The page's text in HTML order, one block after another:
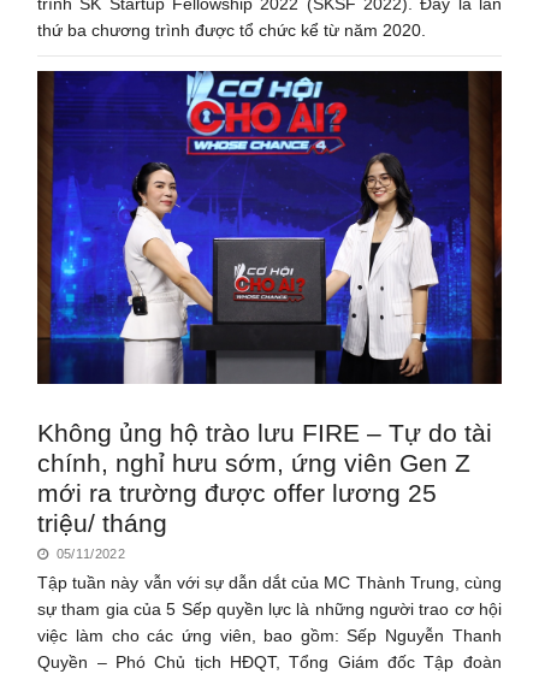
thứ ba chương trình được tổ chức kể từ năm 2020.
Không ủng hộ trào lưu FIRE – Tự do tài
chính, nghỉ hưu sớm, ứng viên Gen Z
mới ra trường được offer lương 25
triệu/ tháng
05/11/2022
Tập tuần này vẫn với sự dẫn dắt của MC Thành Trung, cùng
sự tham gia của 5 Sếp quyền lực là những người trao cơ hội
việc làm cho các ứng viên, bao gồm: Sếp Nguyễn Thanh
Quyền – Phó Chủ tịch HĐQT, Tổng Giám đốc Tập đoàn